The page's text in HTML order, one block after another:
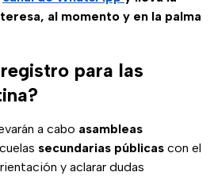
al momento y en la palma
para las
a cabo asambleas
secundarias públicas con el
y aclarar dudas